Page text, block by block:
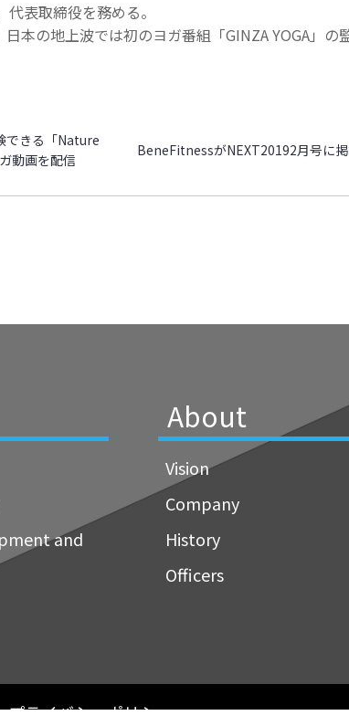
表取締役を務める。
本の地上波では初のヨガ番組「GINZA YOGA」の
できる「Nature
動画を配信
BeneFitnessがNEXT20192月号に
and
About
Vision
Company
History
Officers
プライバシーポリシー